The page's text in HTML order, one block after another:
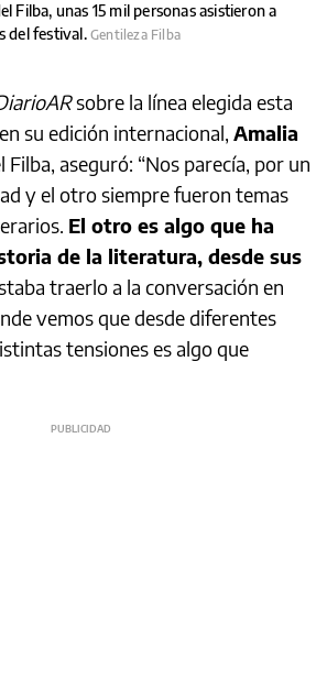
Filba, unas 15 mil personas asistieron a
del festival. Gentileza Filba
sobre la línea elegida esta
su edición internacional, Amalia
Filba, aseguró: “Nos parecía, por un
y el otro siempre fueron temas
El otro es algo que ha
de la literatura, desde sus
traerlo a la conversación en
vemos que desde diferentes
tensiones es algo que